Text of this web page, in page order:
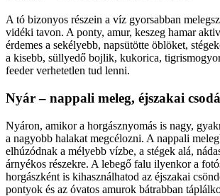
A tó bizonyos részein a víz gyorsabban
vidéki tavon. A ponty, amur, keszeg hamar
érdemes a sekélyebb, napsütötte öblöket,
a kisebb, süllyedő bojlik, kukorica,
feeder verhetetlen tud lenni.
Nyár – nappali meleg, éjszakai
Nyáron, amikor a horgásznyomás is nagy,
a nagyobb halakat megcélozni. A nappali
elhúzódnak a mélyebb vízbe, a stégek alá,
árnyékos részekre. A lebegő falu ilyenkor a
horgászként is kihasználhatod az éjszakai
pontyok és az óvatos amurok bátrabban